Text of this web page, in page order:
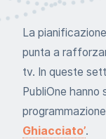
La
punta a
tv. In queste
PubliOne
Ghiacciato’.